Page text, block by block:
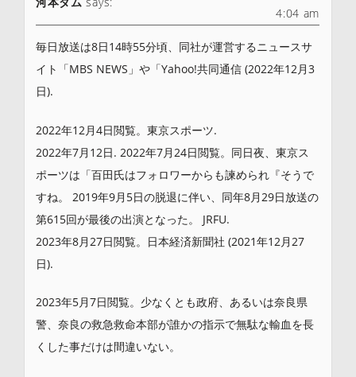
4:04 am
毎日放送は8日14時55分頃、同社が運営するニュースサ
イト「MBS NEWS」や「Yahoo!共同通信 (2022年12月3
日).
2022年12月4日閲覧。東京スポーツ.
2022年7月12日. 2022年7月24日閲覧。同日夜、東京ス
ポーツは「百田氏はフォロワーからも諫められ『そうで
すね。 2019年9月5日の脱退に伴い、同年8月29日放送の
第615回が最後の出演となった。 JRFU.
2023年8月27日閲覧。日本経済新聞社 (2021年12月27
日).
2023年5月7日閲覧。少なくとも政府、あるいは奈良県
警、奈良の救急救命本部が誰かの指示で無駄な輸血を長
くした事だけは間違いない。